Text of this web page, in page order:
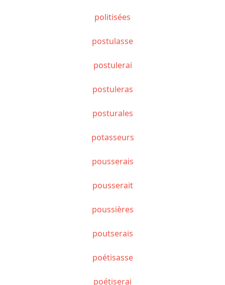
politisées
postulasse
postulerai
postuleras
posturales
potasseurs
pousserais
pousserait
poussières
poutserais
poétisasse
poétiserai